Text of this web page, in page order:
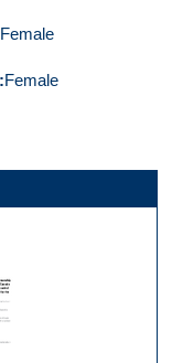
Female
Female